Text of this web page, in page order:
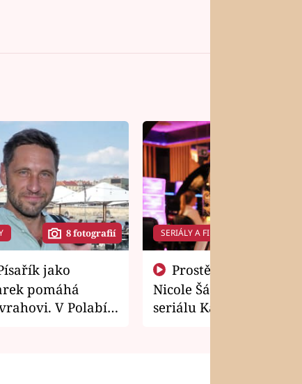
8 fotografií
pomáhá
V Polabí
SERIÁLY A FILMY
Nicole Šáchová získala
seriálu Kamarádi